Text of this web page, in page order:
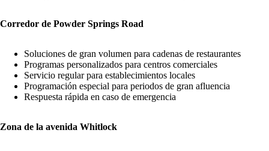
Corredor de Powder Springs Road
Soluciones de gran volumen para cadenas de restaurantes
Programas personalizados para centros comerciales
Servicio regular para establecimientos locales
Programación especial para periodos de gran afluencia
Respuesta rápida en caso de emergencia
Zona de la avenida Whitlock